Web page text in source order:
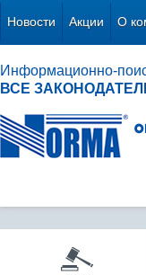
Новости Акции О
Информационно-
ВСЕ